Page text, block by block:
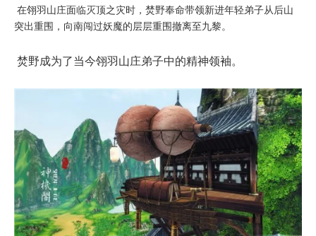
在翎羽山庄面临灭顶之灾时，焚野奉命带领新进年轻弟子从后山
突出重围，向南闯过妖魔的层层重围撤离至九黎。
焚野成为了当今翎羽山庄弟子中的精神领袖。